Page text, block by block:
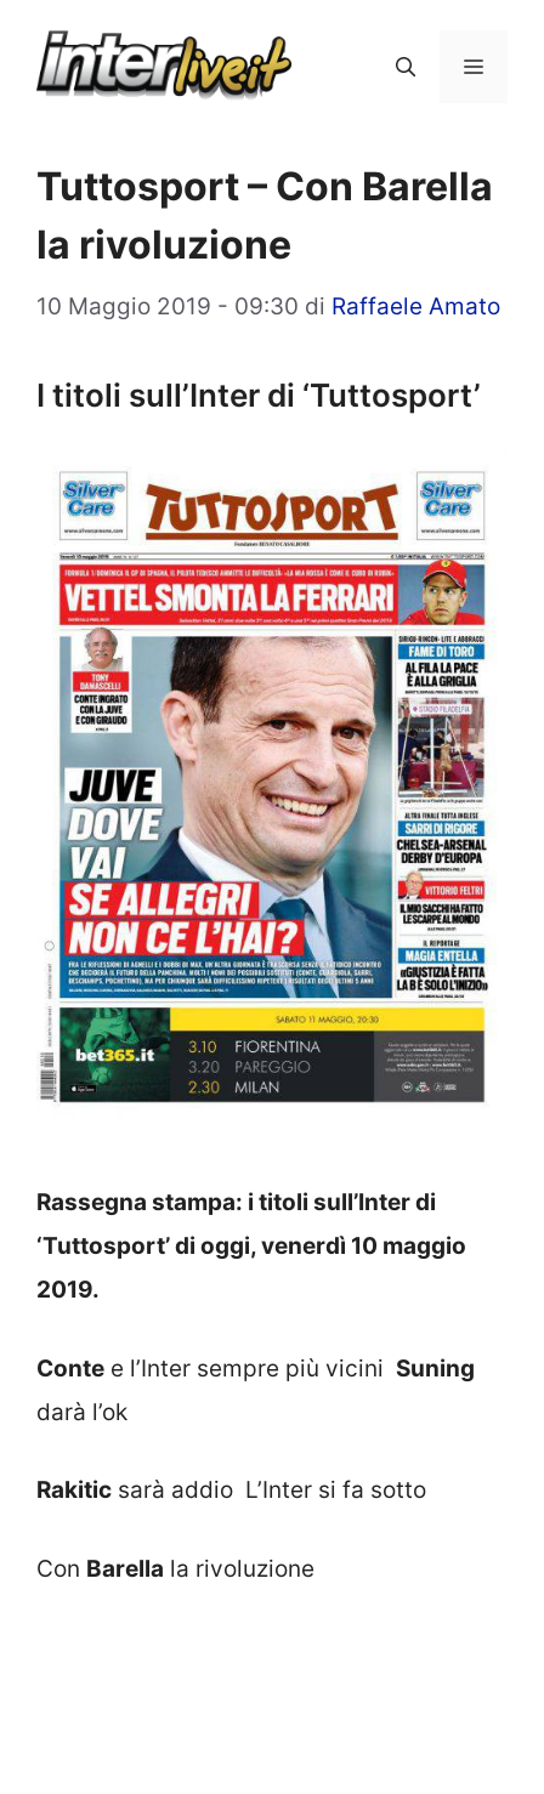
Menu
Tuttosport – Con Barella
la rivoluzione
10 Maggio 2019 - 09:30 di Raffaele Amato
I titoli sull’Inter di ‘Tuttosport’
Rassegna stampa: i titoli sull’Inter di
‘Tuttosport’ di oggi, venerdì 10 maggio
2019.
Conte e l’Inter sempre più vicini Suning
darà l’ok
Rakitic sarà addio L’Inter si fa sotto
Con Barella la rivoluzione